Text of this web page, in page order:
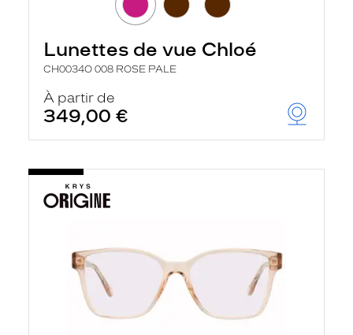
Lunettes de vue Chloé
CH0034O 008 ROSE PALE
À partir de
349,00 €